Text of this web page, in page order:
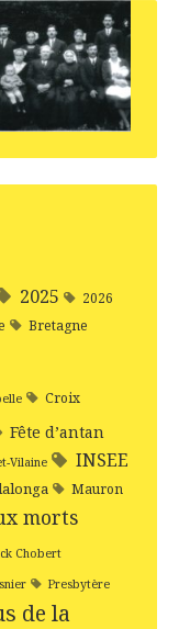
2025 2026
Bretagne
Croix
Fête d’antan
Vilaine INSEE
Mauron
morts
Chobert
Presbytère
de la